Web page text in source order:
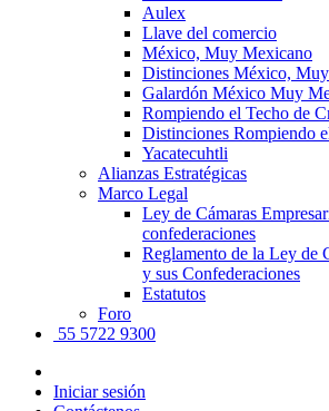
Aulex
Llave del comercio
México, Muy Mexicano
Distinciones México,
Galardón México Muy
Rompiendo el Techo de
Distinciones Rompiendo
Yacatecuhtli
Alianzas Estratégicas
Marco Legal
Ley de Cámaras
confederaciones
Reglamento de la Ley de
y sus Confederaciones
Estatutos
Foro
55 5722 9300
Iniciar sesión